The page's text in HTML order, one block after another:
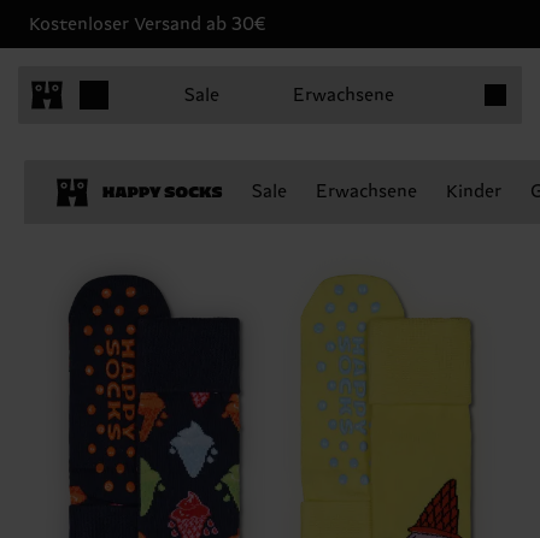
Kostenloser Versand ab 30€
Sale Erwachsene
Sale Erwachsene Kinder